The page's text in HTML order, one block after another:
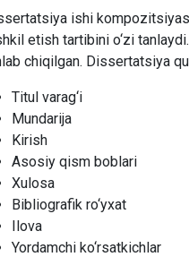
ishi
etish tartibini o‘zi
chiqilgan. Dissertatsiya
Titul varag‘i
Mundarija
Kirish
Asosiy qism boblari
Xulosa
Bibliografik ro‘yxat
Ilova
Yordamchi ko‘rsatkichlar